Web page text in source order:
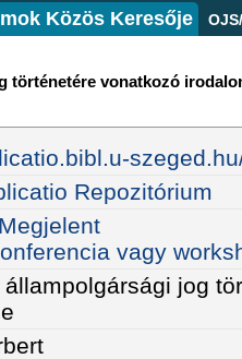
Közös Keresője
történetére vonatkozó
Repozitórium
vagy
állampolgársági jog